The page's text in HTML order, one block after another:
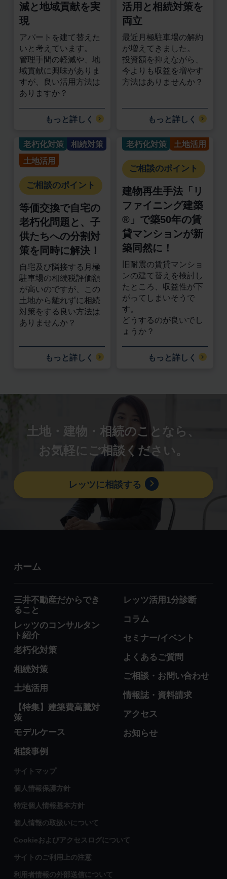
減と地域貢献を実
現
アパートを建て替えた
いと考えています。
管理手間の軽減や、地
域貢献に興味がありま
すが、良い活用方法は
ありますか？
もっと詳しく
活用と相続対策を
両立
最近月極駐車場の解約
が増えてきました。
投資額を抑えながら、
今よりも収益を増やす
方法はありませんか？
もっと詳しく
老朽化対策
相続対策
土地活用
ご相談のポイント
等価交換で自宅の
老朽化問題と、子
供たちへの分割対
策を同時に解決！
自宅及び隣接する月極
駐車場の相続税評価額
が高いのですが、この
土地から離れずに相続
対策をする良い方法は
ありませんか？​
もっと詳しく
老朽化対策 土地活用
ご相談のポイント
建物再生手法「リ
ファイニング建築
®」で築50年の賃
貸マンションが新
築同然に！
旧耐震の賃貸マンショ
ンの建て替えを検討し
たところ、収益性が下
がってしまいそうで
す。
どうするのが良いでし
ょうか？
もっと詳しく
土地・建物・相続のことなら、
お気軽にご相談ください。
レッツに相談する
ホーム
三井不動産だからでき
ること
レッツのコンサルタン
ト紹介
老朽化対策
相続対策
土地活用
【特集】建築費高騰対
策
モデルケース
相談事例
レッツ活用1分診断
コラム
セミナー/イベント
よくあるご質問
ご相談・お問い合わせ
情報誌・資料請求
アクセス
お知らせ
サイトマップ
個人情報保護方針
特定個人情報基本方針
個人情報の取扱いについて
Cookieおよびアクセスログについて
サイトのご利用上の注意
利用者情報の外部送信について